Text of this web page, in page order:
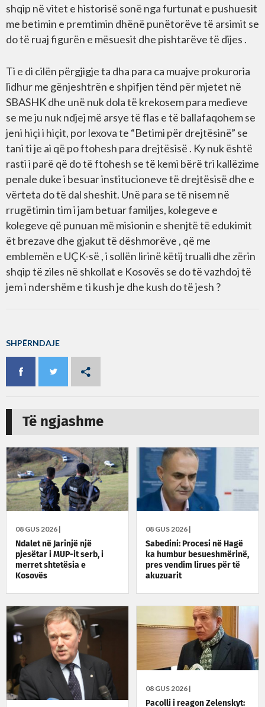
shqip në vitet e historisë sonë nga furtunat e pushuesit
me betimin e premtimin dhënë punëtorëve të arsimit se
do të ruaj figurën e mësuesit dhe pishtarëve të dijes .
Ti e di cilën përgjigje ta dha para ca muajve prokuroria
lidhur me gënjeshtrën e shpifjen tënd për mjetet në
SBASHK dhe unë nuk dola të krekosem para medieve
se me ju nuk ndjej më arsye të flas e të ballafaqohem se
jeni hiçi i hiçit, por lexova te “Betimi për drejtësinë” se
tani ti je ai që po ftohesh para drejtësisë . Ky nuk është
rasti i parë që do të ftohesh se të kemi bërë tri kallëzime
penale duke i besuar institucioneve të drejtësisë dhe e
vërteta do të dal sheshit. Unë para se të nisem në
rrugëtimin tim i jam betuar familjes, kolegeve e
kolegeve që punuan më misionin e shenjtë të edukimit
ët brezave dhe gjakut të dëshmorëve , që me
emblemën e UÇK-së , i sollën lirinë këtij trualli dhe zërin
shqip të ziles në shkollat e Kosovës se do të vazhdoj të
jem i ndershëm e ti kush je dhe kush do të jesh ?
SHPËRNDAJE
Të ngjashme
08 GUS 2026 |
Ndalet në Jarinjë një
pjesëtar i MUP-it serb, i
merret shtetësia e
Kosovës
08 GUS 2026 |
Sabedini: Procesi në Hagë
ka humbur besueshmërinë,
pres vendim lirues për të
akuzuarit
08 GUS 2026 |
Pacolli i reagon Zelenskyt: